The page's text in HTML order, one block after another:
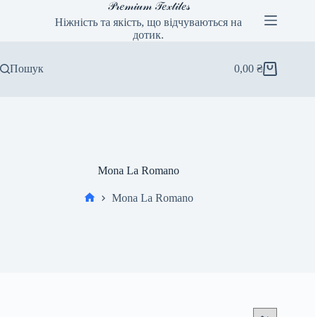
𝒫𝓇𝑒𝓂𝒾𝓊𝓂 𝒯𝑒𝓍𝓉𝒾𝓁𝑒𝓈
Ніжність та якість, що відчуваються на
дотик.
Пошук Кошик
0,00₴
Mona La Romano
Mona La Romano